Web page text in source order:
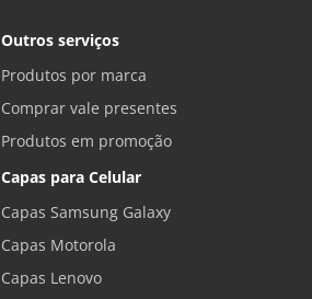
Outros serviços
Produtos por marca
Comprar vale presentes
Produtos em promoção
Capas para Celular
Capas Samsung Galaxy
Capas Motorola
Capas Lenovo